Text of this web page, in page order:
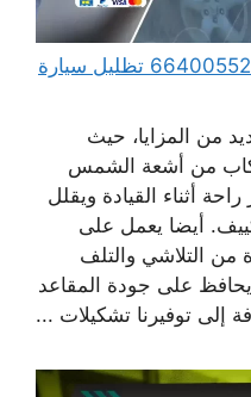
تظليل سيارات متنقل الكويت 66400552 تظليل سيارة
من المزايا، حيث
من أشعة الشمس
أثناء القيادة ويقلل
أيضا يعمل على
من التلاشي والتلف
على جودة المقاعد
إلى توفيرنا تشكيلات ...